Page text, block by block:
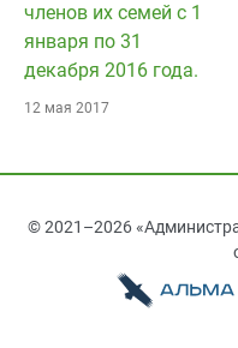
членов их семей с 1
января по 31
декабря 2016 года.
12 мая 2017
© 2021–2026